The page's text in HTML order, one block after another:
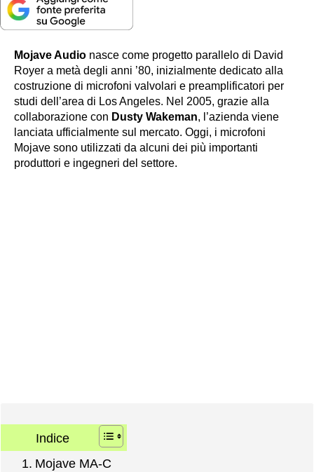
Mojave Audio nasce come progetto parallelo di David
Royer a metà degli anni ’80, inizialmente dedicato alla
costruzione di microfoni valvolari e preamplificatori per
studi dell’area di Los Angeles. Nel 2005, grazie alla
collaborazione con Dusty Wakeman, l’azienda viene
lanciata ufficialmente sul mercato. Oggi, i microfoni
Mojave sono utilizzati da alcuni dei più importanti
produttori e ingegneri del settore.
Indice
Mojave MA-C